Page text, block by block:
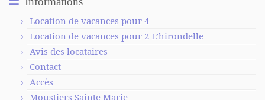
Location de vacances pour 4
Location de vacances pour 2 L’hirondelle
Avis des locataires
Contact
Accès
Moustiers Sainte Marie